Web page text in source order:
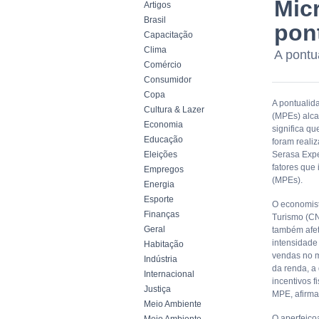
Artigos
Brasil
Capacitação
Clima
Comércio
Consumidor
Copa
Cultura & Lazer
Economia
Educação
Eleições
Empregos
Energia
Esporte
Finanças
Geral
Habitação
Indústria
Internacional
Justiça
Meio Ambiente
A
A
(MPEs)
significa
foram
Serasa
fatores que
(MPEs).
O
Turismo
também
vendas no
da renda, a
incentivos
MPE,